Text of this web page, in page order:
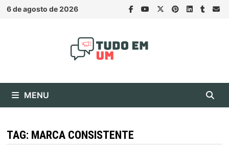
Skip
6 de agosto de 2026
MENU
TAG: MARCA CONSISTENTE